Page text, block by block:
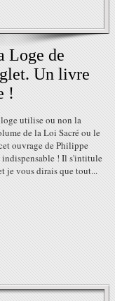
Loge de
Un livre
!
utilise ou non la
de la Loi Sacré ou le
ouvrage de Philippe
! Il s'intitule
je vous dirais que tout...